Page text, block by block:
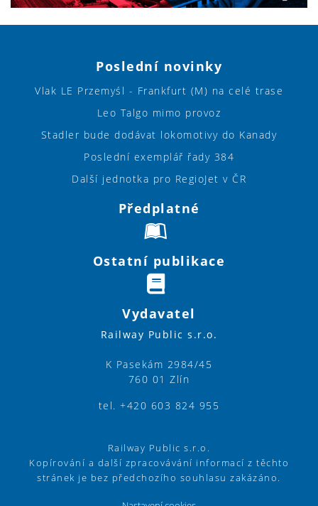
Poslední novinky
Vlak LE Przemyśl - Frankfurt (M) na celé trase
Leo Talgo mimo provoz
Stadler bude dodávat lokomotivy do Kanady
Poslední exemplář řady 384
Další jednotka pro RegioJet v ČR
Předplatné
Ostatní publikace
Vydavatel
Railway Public s.r.o.
K Pasekám 2984/45
760 01 Zlín
tel. +420 603 824 955
Railway Public s.r.o.
Kopírování a další zpracovávání informací z těchto
stránek je bez předchozího souhlasu zakázáno.